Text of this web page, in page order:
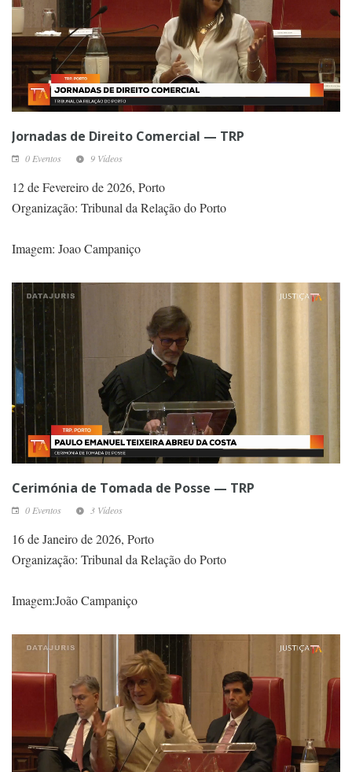
Jornadas de Direito Comercial — TRP
0 Eventos 9 Vídeos
12 de Fevereiro de 2026, Porto
Organização: Tribunal da Relação do Porto
Imagem: Joao Campaniço
Cerimónia de Tomada de Posse — TRP
0 Eventos 3 Vídeos
16 de Janeiro de 2026, Porto
Organização: Tribunal da Relação do Porto
Imagem:João Campaniço